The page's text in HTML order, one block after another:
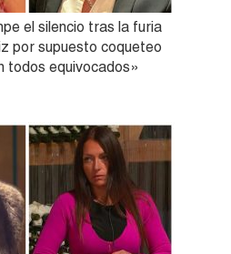
el silencio tras la furia
por supuesto coqueteo
todos equivocados»